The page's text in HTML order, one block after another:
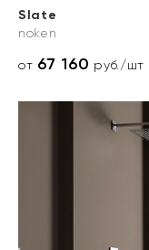
Slate
noken
от 67 160 руб./шт